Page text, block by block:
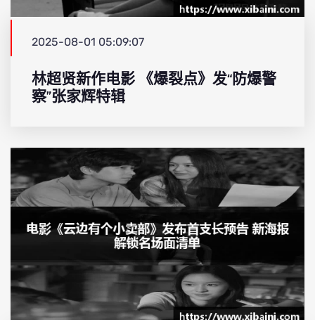
2025-08-01 05:09:07
林超贤新作电影 《爆裂点》发“防爆警
察”张家辉特辑